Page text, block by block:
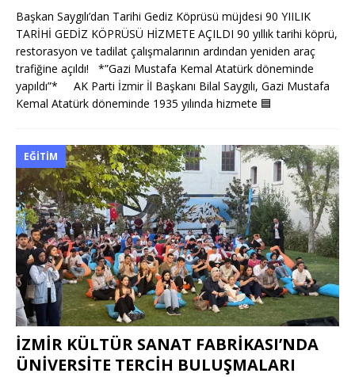
Başkan Saygılı’dan Tarihi Gediz Köprüsü müjdesi 90 YIILIK
TARİHİ GEDİZ KÖPRÜSÜ HİZMETE AÇILDI 90 yıllık tarihi köprü,
restorasyon ve tadilat çalışmalarının ardından yeniden araç
trafiğine açıldı! *”Gazi Mustafa Kemal Atatürk döneminde
yapıldı”* AK Parti İzmir İl Başkanı Bilal Saygılı, Gazi Mustafa
Kemal Atatürk döneminde 1935 yılında hizmete 🟦
EĞITIM
İZMİR KÜLTÜR SANAT FABRİKASI’NDA
ÜNİVERSİTE TERCİH BULUŞMALARI